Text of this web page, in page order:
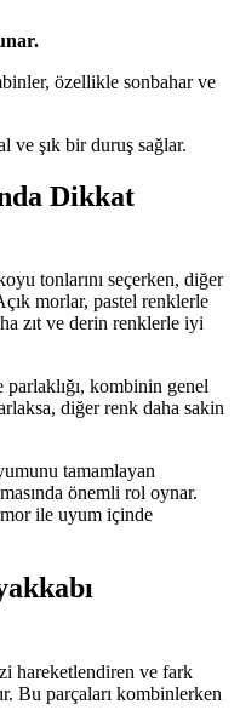
özellikle sonbahar ve
ve şık bir duruş sağlar.
Dikkat
tonlarını seçerken, diğer
morlar, pastel renklerle
zıt ve derin renklerle iyi
kombinin genel
diğer renk daha sakin
tamamlayan
önemli rol oynar.
ile uyum içinde
hareketlendiren ve fark
Bu parçaları kombinlerken